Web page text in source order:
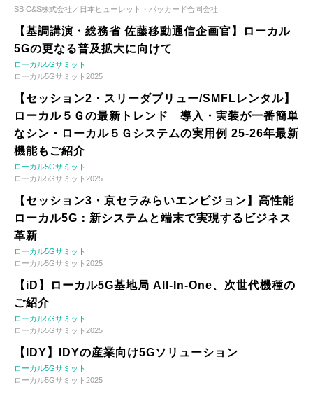
SB C&S株式会社／日本ヒューレット・パッカード合同会社
【基調講演・総務省 佐藤移動通信企画官】ローカル
5Gの更なる普及拡大に向けて
ローカル5Gサミット
ローカル5Gサミット2025
【セッション2・スリーダブリュー/SMFLレンタル】
ローカル５Ｇの最新トレンド 導入・実装が一番簡単
なシン・ローカル５Ｇシステムの実用例 25-26年最新
機能もご紹介
ローカル5Gサミット
ローカル5Gサミット2025
【セッション3・京セラみらいエンビジョン】高性能
ローカル5G：新システムと端末で実現するビジネス
革新
ローカル5Gサミット
ローカル5Gサミット2025
【iD】ローカル5G基地局 All-In-One、次世代機種の
ご紹介
ローカル5Gサミット
ローカル5Gサミット2025
【IDY】IDYの産業向け5Gソリューション
ローカル5Gサミット
ローカル5Gサミット2025